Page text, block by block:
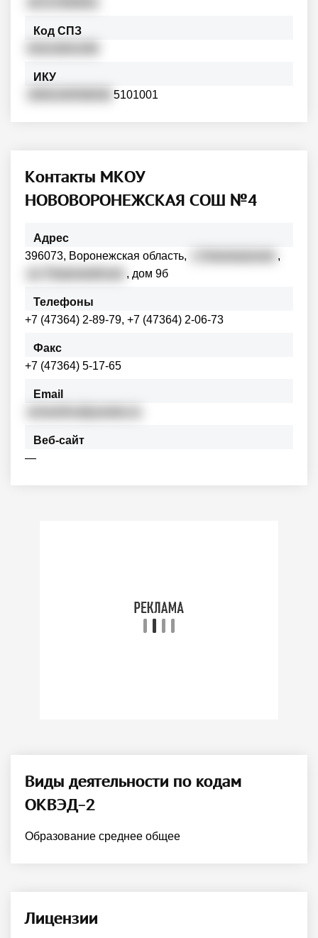
Код СПЗ
ИКУ
5101001
Контакты МКОУ
НОВОВОРОНЕЖСКАЯ СОШ №4
Адрес
396073, Воронежская область,
,
, дом 9б
Телефоны
+7 (47364) 2-89-79, +7 (47364) 2-06-73
Факс
+7 (47364) 5-17-65
Email
Веб-сайт
—
Виды деятельности по кодам
ОКВЭД-2
Образование среднее общее
Лицензии